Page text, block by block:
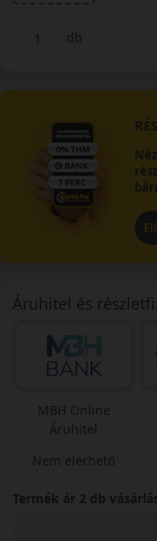
db
Áruhitel és
MBH Online
Áruhitel
Nem elérhető
Termék ár 2 db